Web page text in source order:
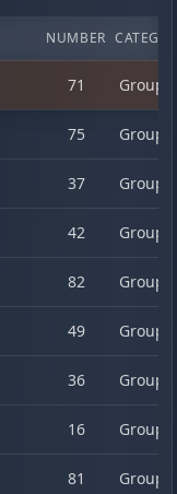
NUMBER
71 Group
75 Group
37 Group
42 Group
82 Group
49 Group
36 Group
16 Group
81 Group